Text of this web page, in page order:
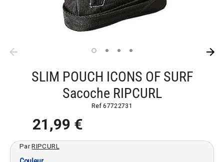
SLIM POUCH ICONS OF SURF
Sacoche RIPCURL
Ref67722731
21,99 €
ParRIPCURL